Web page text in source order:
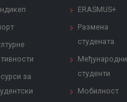
за
ERASMUS+
Размена
студената
Међународни
студенти
Мобилност